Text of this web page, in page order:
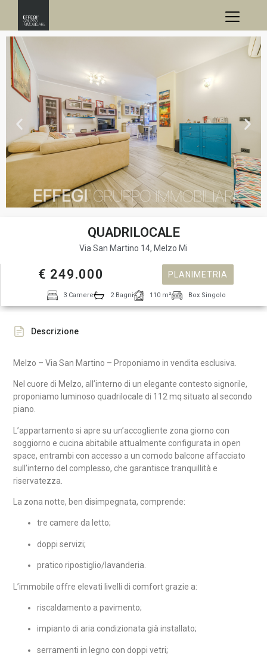
QUADRILOCALE
Via San Martino 14, Melzo Mi
€ 249.000 PLANIMETRIA
3 Camere 2 Bagni 110 m² Box Singolo
Descrizione
Melzo – Via San Martino – Proponiamo in vendita esclusiva.
Nel cuore di Melzo, all’interno di un elegante contesto signorile,
proponiamo luminoso quadrilocale di 112 mq situato al secondo
piano.
L’appartamento si apre su un’accogliente zona giorno con
soggiorno e cucina abitabile attualmente configurata in open
space, entrambi con accesso a un comodo balcone affacciato
sull’interno del complesso, che garantisce tranquillità e
riservatezza.
La zona notte, ben disimpegnata, comprende:
tre camere da letto;
doppi servizi;
pratico ripostiglio/lavanderia.
L’immobile offre elevati livelli di comfort grazie a:
riscaldamento a pavimento;
impianto di aria condizionata già installato;
serramenti in legno con doppi vetri;